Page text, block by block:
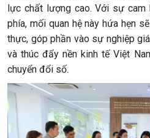
lực chất lượng cao. Với sự
phía, mối quan hệ này hứa hẹn
thực, góp phần vào sự nghiệp
và thúc đẩy nền kinh tế Việt
chuyển đổi số.